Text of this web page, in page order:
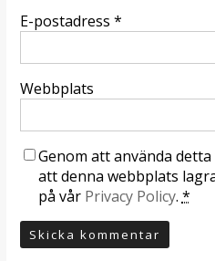
E-postadress *
Webbplats
Genom att använda
att denna webbplats
på vår Privacy Policy. *